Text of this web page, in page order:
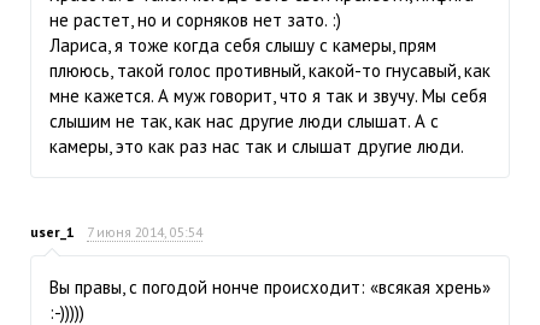
не растет, но и сорняков нет зато. :)
Лариса, я тоже когда себя слышу с камеры, прям
плююсь, такой голос противный, какой-то гнусавый, как
мне кажется. А муж говорит, что я так и звучу. Мы себя
слышим не так, как нас другие люди слышат. А с
камеры, это как раз нас так и слышат другие люди.
user_1 7 июня 2014, 05:54
Вы правы, с погодой нонче происходит: «всякая хрень»
:-)))))